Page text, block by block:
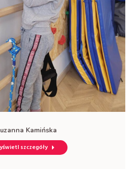
Kamińska
szczegóły